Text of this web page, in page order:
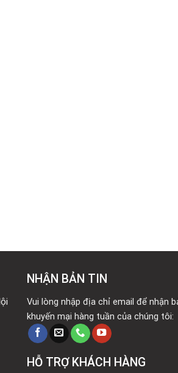
NHẬN BẢN TIN
Vui lòng nhập địa chỉ email để nhận
khuyến mại hàng tuần của chúng tôi:
HỖ TRỢ KHÁCH HÀNG